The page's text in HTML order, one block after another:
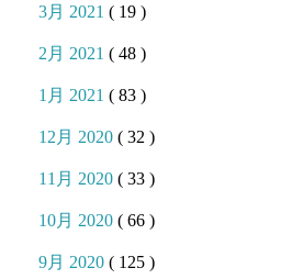
3月 2021( 19 )
2月 2021( 48 )
1月 2021( 83 )
12月 2020( 32 )
11月 2020( 33 )
10月 2020( 66 )
9月 2020( 125 )